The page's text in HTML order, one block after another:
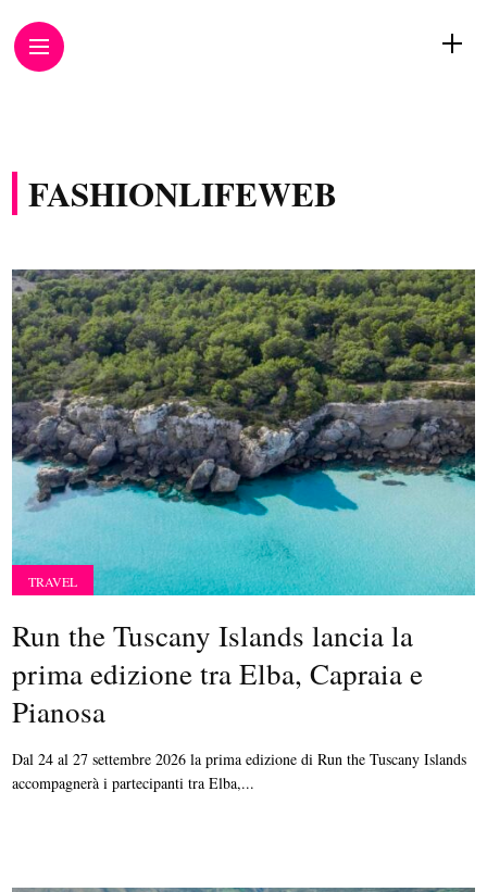
FASHIONLIFEWEB
TRAVEL
Run the Tuscany Islands lancia la
prima edizione tra Elba, Capraia e
Pianosa
Dal 24 al 27 settembre 2026 la prima edizione di Run the Tuscany Islands
accompagnerà i partecipanti tra Elba,...